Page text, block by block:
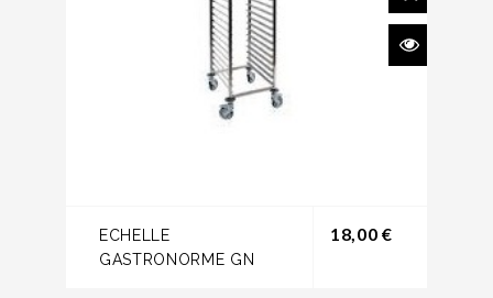
ECHELLE
GASTRONORME GN
18,00 €Prix